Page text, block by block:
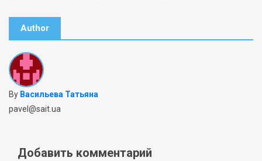
Author
By Васильева Татьяна
pavel@sait.ua
Добавить комментарий